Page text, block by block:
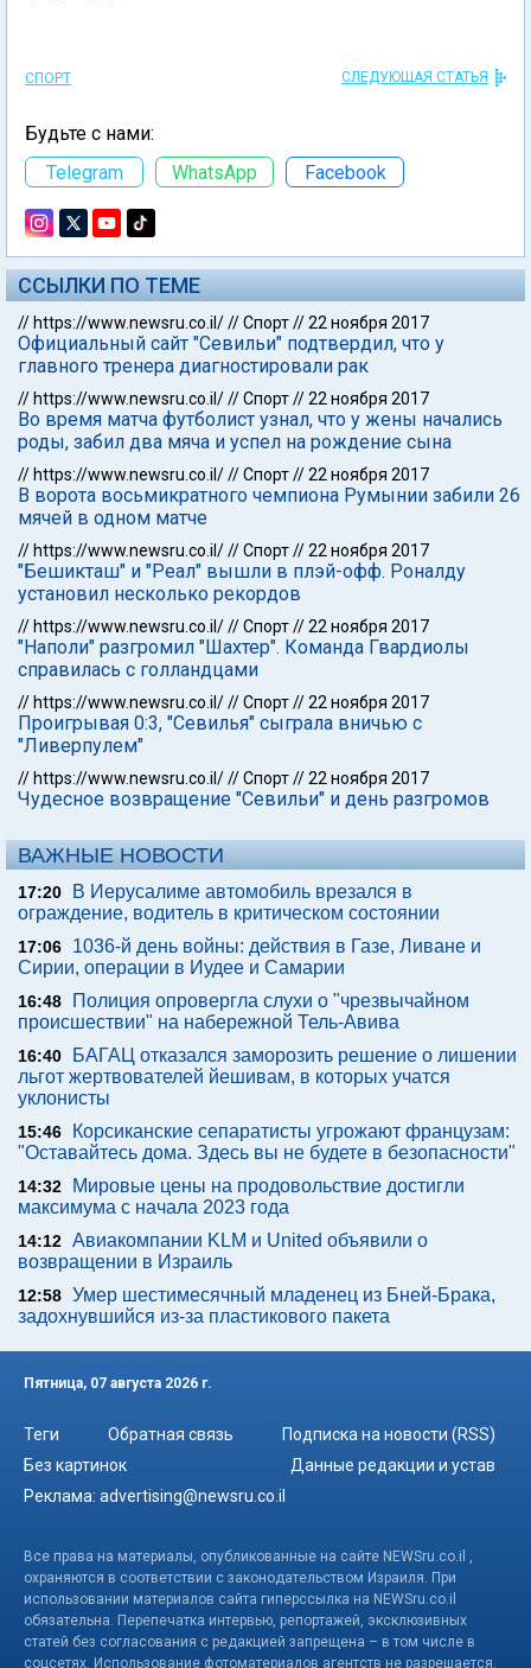
СПОРТ СЛЕДУЮЩАЯ СТАТЬЯ
Будьте с нами:
Telegram
WhatsApp Facebook
ССЫЛКИ ПО ТЕМЕ
// https://www.newsru.co.il///Спорт//22 ноября 2017
Официальный сайт "Севильи" подтвердил, что у
главного тренера диагностировали рак
// https://www.newsru.co.il///Спорт//22 ноября 2017
Во время матча футболист узнал, что у жены начались
роды, забил два мяча и успел на рождение сына
// https://www.newsru.co.il///Спорт//22 ноября 2017
В ворота восьмикратного чемпиона Румынии забили 26
мячей в одном матче
// https://www.newsru.co.il///Спорт//22 ноября 2017
"Бешикташ" и "Реал" вышли в плэй-офф. Роналду
установил несколько рекордов
// https://www.newsru.co.il///Спорт//22 ноября 2017
"Наполи" разгромил "Шахтер". Команда Гвардиолы
справилась с голландцами
// https://www.newsru.co.il///Спорт//22 ноября 2017
Проигрывая 0:3, "Севилья" сыграла вничью с
"Ливерпулем"
// https://www.newsru.co.il///Спорт//22 ноября 2017
Чудесное возвращение "Севильи" и день разгромов
ВАЖНЫЕ НОВОСТИ
17:20
В Иерусалиме автомобиль врезался в
ограждение, водитель в критическом состоянии
17:06
1036-й день войны: действия в Газе, Ливане и
Сирии, операции в Иудее и Самарии
16:48
Полиция опровергла слухи о "чрезвычайном
происшествии" на набережной Тель-Авива
16:40
БАГАЦ отказался заморозить решение о лишении
льгот жертвователей йешивам, в которых учатся
уклонисты
15:46
Корсиканские сепаратисты угрожают французам:
"Оставайтесь дома. Здесь вы не будете в безопасности"
14:32
Мировые цены на продовольствие достигли
максимума с начала 2023 года
14:12 Авиакомпании KLM и United объявили о
возвращении в Израиль
12:58 Умер шестимесячный младенец из Бней-Брака,
задохнувшийся из-за пластикового пакета
Пятница, 07 августа 2026 г.
Теги Обратная связь
Подписка на новости (RSS)
Без картинок
Данные редакции и устав
Реклама: advertising@newsru.co.il
Все права на материалы, опубликованные на сайте NEWSru.co.il ,
охраняются в соответствии с законодательством Израиля. При
использовании материалов сайта гиперссылка на NEWSru.co.il
обязательна. Перепечатка интервью, репортажей, эксклюзивных
статей без согласования с редакцией запрещена – в том числе в
соцсетях. Использование фотоматериалов агентств не разрешается.